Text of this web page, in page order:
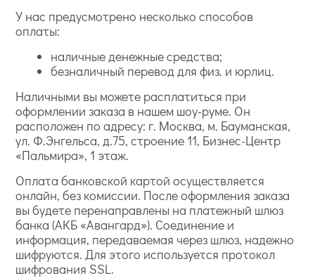
У нас предусмотрено несколько способов
оплаты:
наличные денежные средства;
безналичный перевод для физ. и юрлиц.
Наличными вы можете расплатиться при
оформлении заказа в нашем шоу-руме. Он
расположен по адресу: г. Москва, м. Бауманская,
ул. Ф.Энгельса, д.75, строение 11, Бизнес-Центр
«Пальмира», 1 этаж.
Оплата банковской картой осуществляется
онлайн, без комиссии. После оформления заказа
вы будете перенаправлены на платежный шлюз
банка (АКБ «Авангард»). Соединение и
информация, передаваемая через шлюз, надежно
шифруются. Для этого используется протокол
шифрования SSL.